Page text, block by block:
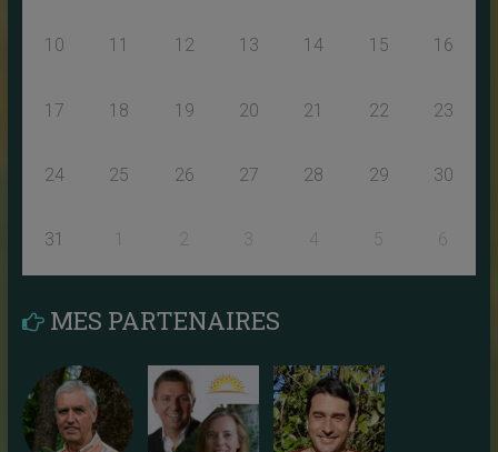
10 11 12 13 14 15 16
17 18 19 20 21 22 23
24 25 26 27 28 29 30
31 2 3 5 6
MES PARTENAIRES